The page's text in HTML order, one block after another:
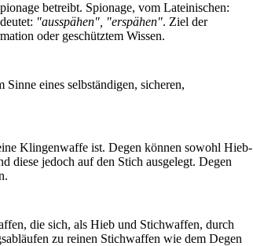
betreibt. Spionage, vom Lateinischen:
"ausspähen", "erspähen". Ziel der
oder geschütztem Wissen.
Sinne eines selbständigen, sicheren,
Klingenwaffe ist. Degen können sowohl Hieb-
diese jedoch auf den Stich ausgelegt. Degen
die sich, als Hieb und Stichwaffen, durch
zu reinen Stichwaffen wie dem Degen